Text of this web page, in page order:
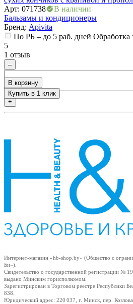
Арт: 071738
В наличии
Бальзамы и кондиционеры
Бренд: Apivita
По РБ – до 5 раб. дней Обработка
5
1 отзыв
–
+
В корзину
Купить в 1 клик
Интернет-магазин «hb-shop.by» (Общество с
Би»).
Свидетельство о государственной регистрации №
выдано Минским горисполкомом.
Зарегистрирован в Торговом реестре Республики
838.
Юридический адрес: 220 037, г. Минск, пер.